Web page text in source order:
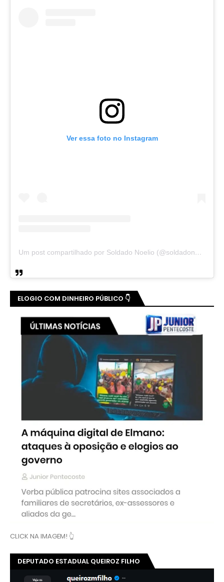
Ver essa foto no Instagram
Um post compartilhado por Soldado Noelio (@soldadonoelio)
ELOGIO COM DINHEIRO PÚBLICO 👇
CLICK NA IMAGEM! 👆
DEPUTADO ESTADUAL QUEIROZ FILHO